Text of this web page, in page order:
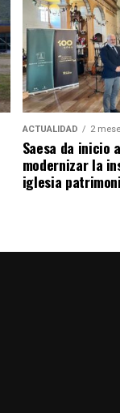
ACTUALIDAD 2
Saesa da inicio
modernizar la
iglesia